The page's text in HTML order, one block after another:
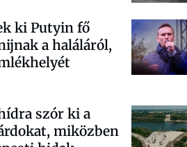
ki Putyin fő
a haláláról,
szór ki a
miközben